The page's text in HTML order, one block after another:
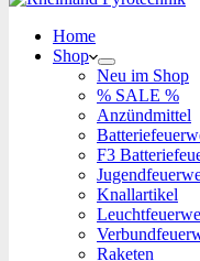
Home
Shop
Neu im Shop
% SALE %
Anzündmittel
F3
Knallartikel
Raketen